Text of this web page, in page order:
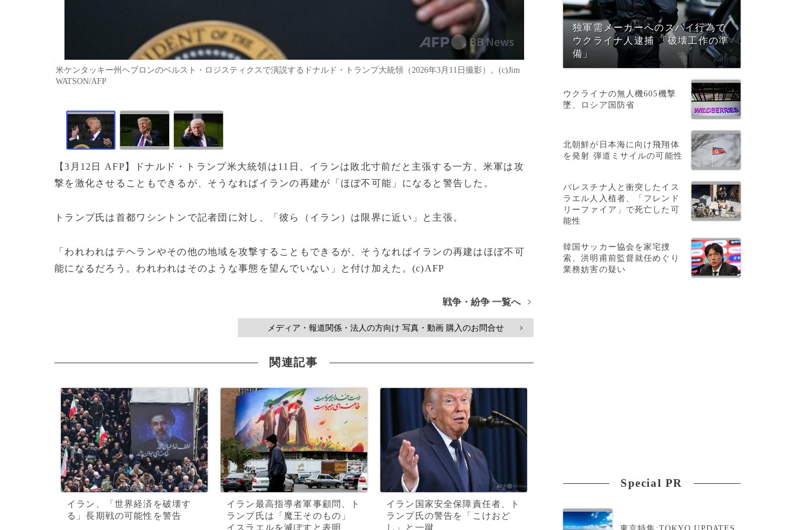
米ケンタッキー州ヘブロンのベルスト・ロジスティクスで演説するドナルド・トランプ大統領（2026年3月11日撮影）。(c)Jim
WATSON/AFP
【3月12日 AFP】ドナルド・トランプ米大統領は11日、イランは敗北寸前だと主張する一方、米軍は攻
撃を激化させることもできるが、そうなればイランの再建が「ほぼ不可能」になると警告した。
トランプ氏は首都ワシントンで記者団に対し、「彼ら（イラン）は限界に近い」と主張。
「われわれはテヘランやその他の地域を攻撃することもできるが、そうなればイランの再建はほぼ不可
能になるだろう。われわれはそのような事態を望んでいない」と付け加えた。(c)AFP
戦争・紛争 一覧へ >
メディア・報道関係・法人の方向け 写真・動画 購入のお問合せ >
関連記事
イラン、「世界経済を破壊す
る」長期戦の可能性を警告
イラン最高指導者軍事顧問、ト
ランプ氏は「魔王そのもの」
イスラエルを滅ぼすと表明
イラン国家安全保障責任者、ト
ランプ氏の警告を「こけおど
し」と一蹴
独軍需メーカーへのスパイ行為で
ウクライナ人逮捕 「破壊工作の準
備」
ウクライナの無人機605機撃
墜、ロシア国防省
北朝鮮が日本海に向け飛翔体
を発射 弾道ミサイルの可能性
パレスチナ人と衝突したイス
ラエル人入植者、「フレンド
リーファイア」で死亡した可
能性
韓国サッカー協会を家宅捜
索、洪明甫前監督就任めぐり
業務妨害の疑い
Special PR
東京特集:TOKYO UPDATES